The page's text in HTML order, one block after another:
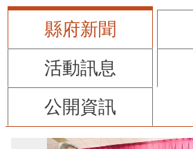
縣府新聞
活動訊息
公開資訊